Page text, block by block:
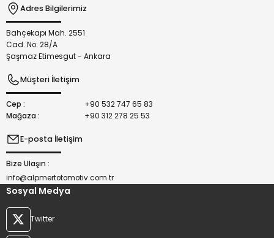
Adres Bilgilerimiz
Bahçekapı Mah. 2551
Cad. No: 28/A
Şaşmaz Etimesgut - Ankara
Müşteri İletişim
Cep :
+90 532 747 65 83
Mağaza :
+90 312 278 25 53
E-posta İletişim
Bize Ulaşın :
info@alpmertotomotiv.com.tr
Sosyal Medya
Twitter